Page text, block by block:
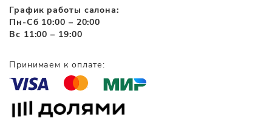
График работы салона:
Пн-Сб 10:00 – 20:00
Вс 11:00 – 19:00
Принимаем к оплате: